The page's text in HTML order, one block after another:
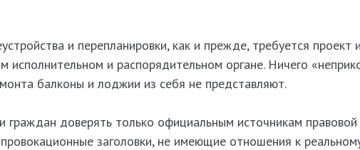
и перепланировки, как и прежде, требуется проект
исполнительном и распорядительном органе. Ничего
балконы и лоджии из себя не представляют.
граждан доверять только официальным источникам
заголовки, не имеющие отношения к